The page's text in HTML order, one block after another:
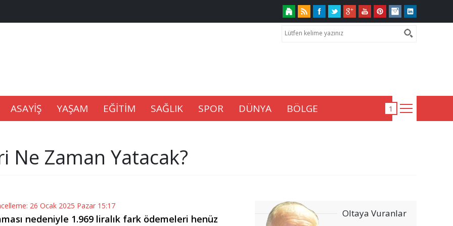
Geliyor
ASAYİŞ YAŞAM EĞİTİM SAĞLIK SPOR DÜNYA BÖLGE
Ne Zaman Yatacak?
26 Ocak 2025 Pazar 15:17
nedeniyle 1.969 liralık fark ödemeleri henüz
Oltaya Vuranlar